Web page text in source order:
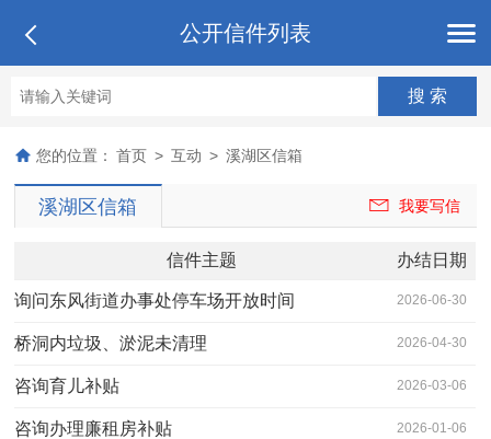
公开信件列表
您的位置： 首页 > 互动 > 溪湖区信箱
我要写信
溪湖区信箱
信件主题 办结日期
询问东风街道办事处停车场开放时间 2026-06-30
桥洞内垃圾、淤泥未清理 2026-04-30
咨询育儿补贴 2026-03-06
咨询办理廉租房补贴 2026-01-06